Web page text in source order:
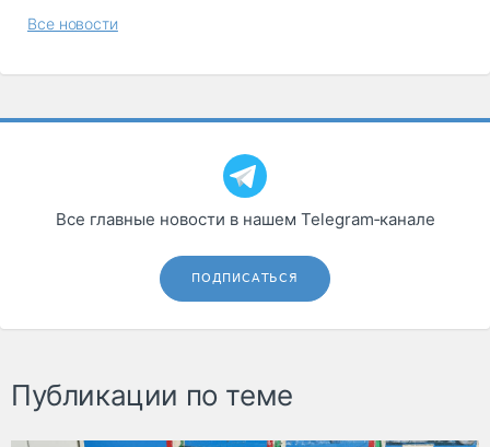
Все новости
Все главные новости в нашем Telegram‑канале
ПОДПИСАТЬСЯ
Публикации по теме